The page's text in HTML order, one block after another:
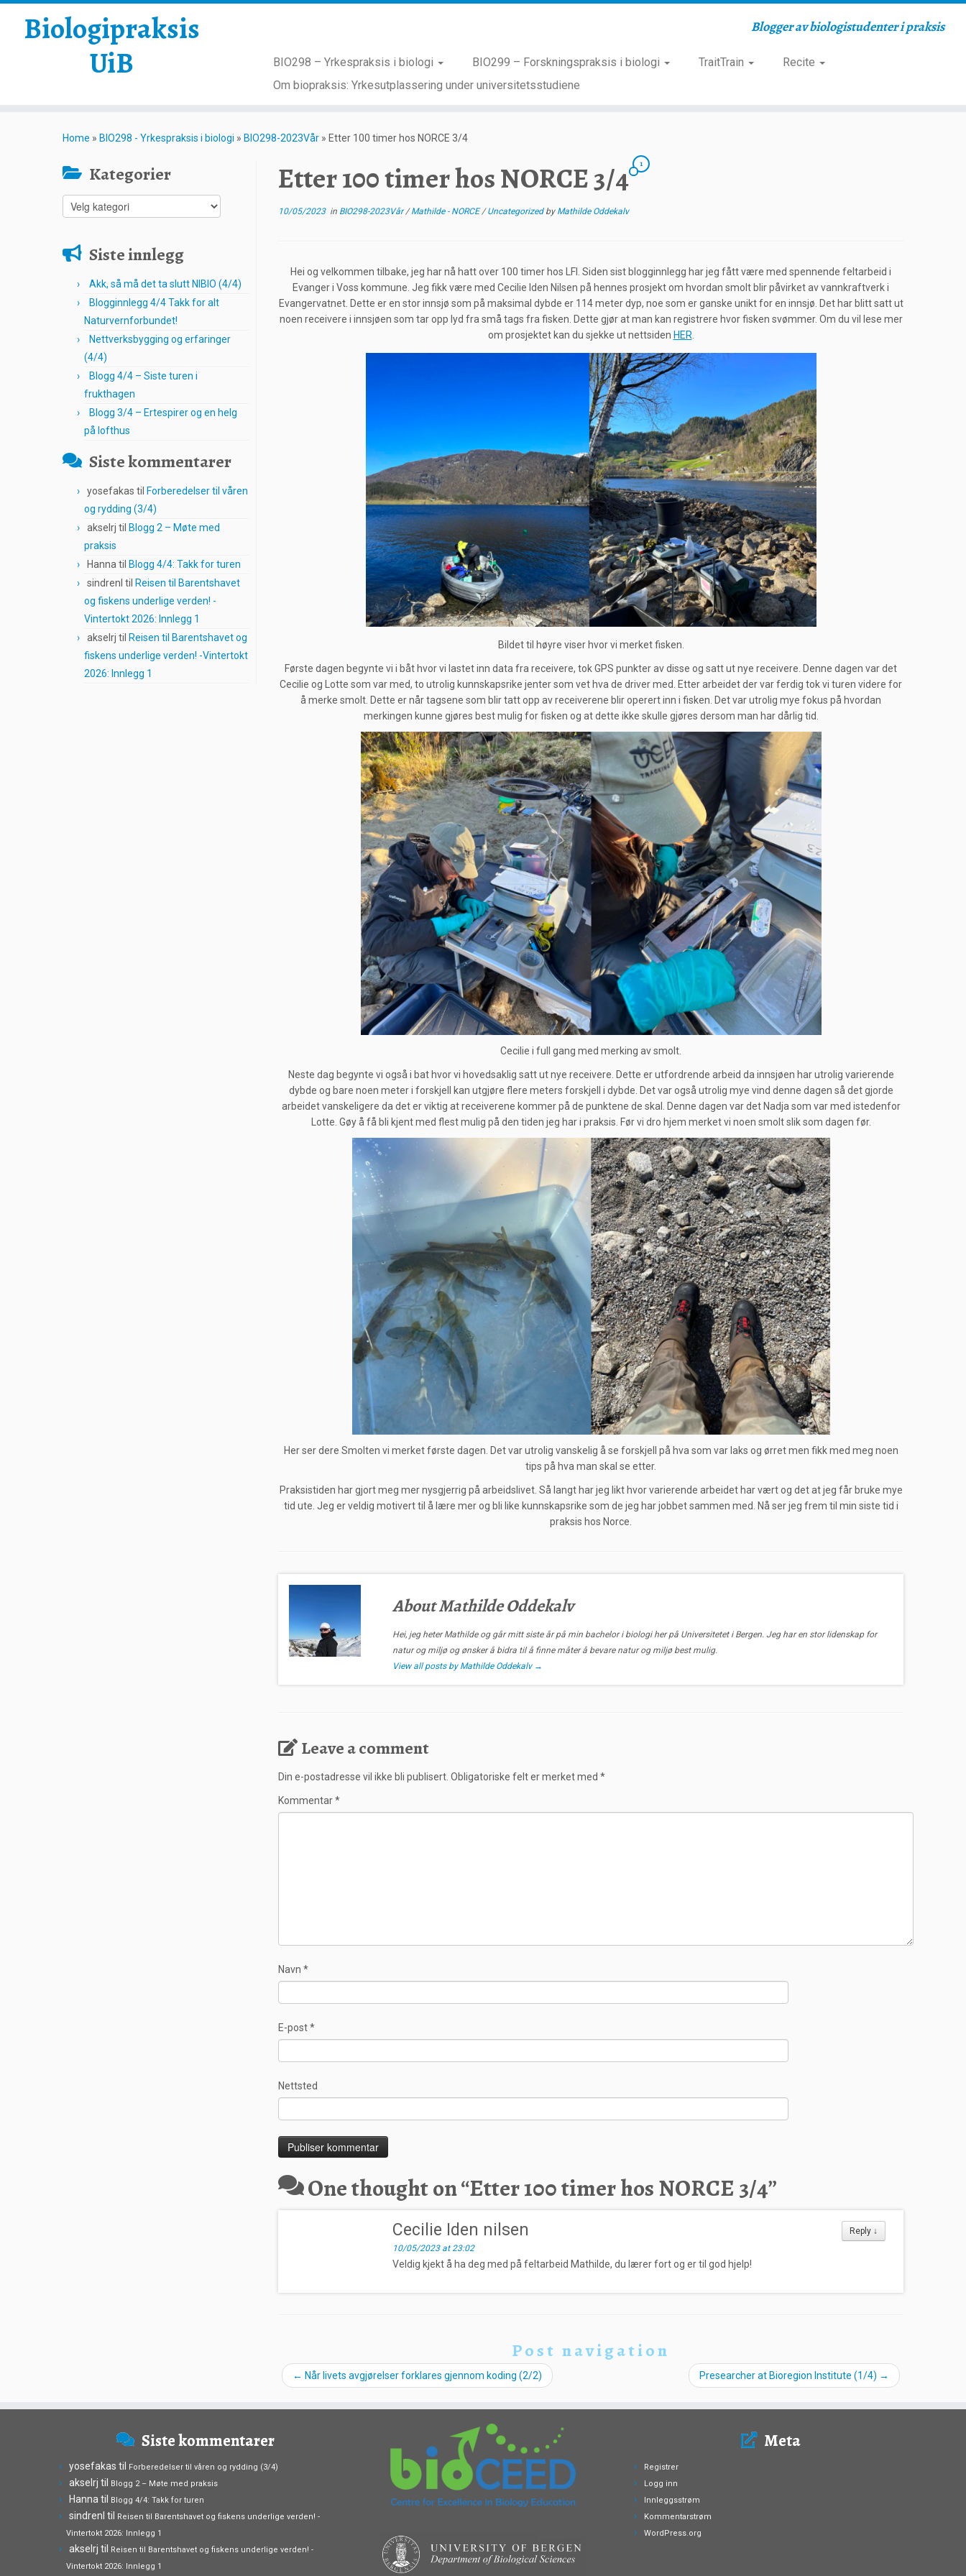
Biologipraksis
UiB
Blogger av biologistudenter i praksis
BIO298 – Yrkespraksis i biologi BIO299 – Forskningspraksis i biologi TraitTrain
Recite
Om biopraksis: Yrkesutplassering under universitetsstudiene
Home » BIO298 - Yrkespraksis i biologi » BIO298-2023Vår » Etter 100 timer hos NORCE 3/4
Kategorier
Kategorier
Siste innlegg
Akk, så må det ta slutt NIBIO (4/4)
Blogginnlegg 4/4 Takk for alt
Naturvernforbundet!
Nettverksbygging og erfaringer
(4/4)
Blogg 4/4 – Siste turen i
frukthagen
Blogg 3/4 – Ertespirer og en helg
på lofthus
Siste kommentarer
yosefakas til Forberedelser til våren
og rydding (3/4)
akselrj til Blogg 2 – Møte med
praksis
Hanna til Blogg 4/4: Takk for turen
sindrenl til Reisen til Barentshavet
og fiskens underlige verden! -
Vintertokt 2026: Innlegg 1
akselrj til Reisen til Barentshavet og
fiskens underlige verden! -Vintertokt
2026: Innlegg 1
Etter 100 timer hos NORCE 3/4 1
10/05/2023in BIO298-2023Vår/Mathilde - NORCE/Uncategorized by Mathilde Oddekalv
Hei og velkommen tilbake, jeg har nå hatt over 100 timer hos LFI. Siden sist blogginnlegg har jeg fått være med spennende feltarbeid i
Evanger i Voss kommune. Jeg fikk være med Cecilie Iden Nilsen på hennes prosjekt om hvordan smolt blir påvirket av vannkraftverk i
Evangervatnet. Dette er en stor innsjø som på maksimal dybde er 114 meter dyp, noe som er ganske unikt for en innsjø. Det har blitt satt ut
noen receivere i innsjøen som tar opp lyd fra små tags fra fisken. Dette gjør at man kan registrere hvor fisken svømmer. Om du vil lese mer
om prosjektet kan du sjekke ut nettsiden HER
Bildet til høyre viser hvor vi merket fisken.
Første dagen begynte vi i båt hvor vi lastet inn data fra receivere, tok GPS punkter av disse og satt ut nye receivere. Denne dagen var det
Cecilie og Lotte som var med, to utrolig kunnskapsrike jenter som vet hva de driver med. Etter arbeidet der var ferdig tok vi turen videre for
å merke smolt. Dette er når tagsene som blir tatt opp av receiverene blir operert inn i fisken. Det var utrolig mye fokus på hvordan
merkingen kunne gjøres best mulig for fisken og at dette ikke skulle gjøres dersom man har dårlig tid.
Cecilie i full gang med merking av smolt.
Neste dag begynte vi også i bat hvor vi hovedsaklig satt ut nye receivere. Dette er utfordrende arbeid da innsjøen har utrolig varierende
dybde og bare noen meter i forskjell kan utgjøre flere meters forskjell i dybde. Det var også utrolig mye vind denne dagen så det gjorde
arbeidet vanskeligere da det er viktig at receiverene kommer på de punktene de skal. Denne dagen var det Nadja som var med istedenfor
Lotte. Gøy å få bli kjent med flest mulig på den tiden jeg har i praksis. Før vi dro hjem merket vi noen smolt slik som dagen før.
Her ser dere Smolten vi merket første dagen. Det var utrolig vanskelig å se forskjell på hva som var laks og ørret men fikk med meg noen
tips på hva man skal se etter.
Praksistiden har gjort meg mer nysgjerrig på arbeidslivet. Så langt har jeg likt hvor varierende arbeidet har vært og det at jeg får bruke mye
tid ute. Jeg er veldig motivert til å lære mer og bli like kunnskapsrike som de jeg har jobbet sammen med. Nå ser jeg frem til min siste tid i
praksis hos Norce.
About Mathilde Oddekalv
Hei, jeg heter Mathilde og går mitt siste år på min bachelor i biologi her på Universitetet i Bergen. Jeg har en stor lidenskap for
natur og miljø og ønsker å bidra til å finne måter å bevare natur og miljø best mulig.
View all posts by Mathilde Oddekalv →
Leave a comment
Din e-postadresse vil ikke bli publisert. Obligatoriske felt er merket med *
Kommentar*
Navn *
E-post*
Nettsted
One thought on “Etter 100 timer hos NORCE 3/4”
Reply ↓
Cecilie Iden nilsen
10/05/2023 at 23:02
Veldig kjekt å ha deg med på feltarbeid Mathilde, du lærer fort og er til god hjelp!
Post navigation
← Når livets avgjørelser forklares gjennom koding (2/2) Presearcher at Bioregion Institute (1/4) →
Siste kommentarer
yosefakas til Forberedelser til våren og rydding (3/4)
akselrj til Blogg 2 – Møte med praksis
Hanna til Blogg 4/4: Takk for turen
sindrenl til
Reisen til Barentshavet og fiskens underlige verden! -
Vintertokt 2026: Innlegg 1
akselrj til
Reisen til Barentshavet og fiskens underlige verden! -
Vintertokt 2026: Innlegg 1
Meta
Registrer
Logg inn
Innleggsstrøm
Kommentarstrøm
WordPress.org